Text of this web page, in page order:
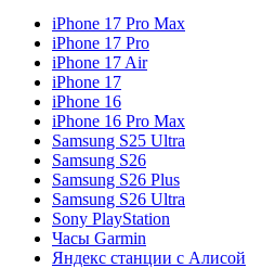
iPhone 17 Pro Max
iPhone 17 Pro
iPhone 17 Air
iPhone 17
iPhone 16
iPhone 16 Pro Max
Samsung S25 Ultra
Samsung S26
Samsung S26 Plus
Samsung S26 Ultra
Sony PlayStation
Часы Garmin
Яндекс станции с Алисой